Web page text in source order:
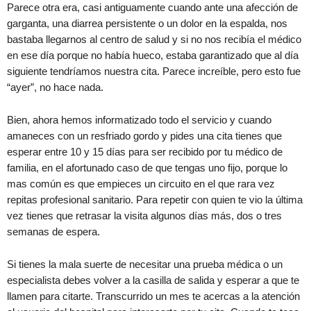
Parece otra era, casi antiguamente cuando ante una afección de
garganta, una diarrea persistente o un dolor en la espalda, nos
bastaba llegarnos al centro de salud y si no nos recibía el médico
en ese día porque no había hueco, estaba garantizado que al día
siguiente tendríamos nuestra cita. Parece increíble, pero esto fue
“ayer”, no hace nada.
Bien, ahora hemos informatizado todo el servicio y cuando
amaneces con un resfriado gordo y pides una cita tienes que
esperar entre 10 y 15 días para ser recibido por tu médico de
familia, en el afortunado caso de que tengas uno fijo, porque lo
mas común es que empieces un circuito en el que rara vez
repitas profesional sanitario. Para repetir con quien te vio la última
vez tienes que retrasar la visita algunos días más, dos o tres
semanas de espera.
Si tienes la mala suerte de necesitar una prueba médica o un
especialista debes volver a la casilla de salida y esperar a que te
llamen para citarte. Transcurrido un mes te acercas a la atención